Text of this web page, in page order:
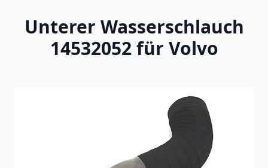
Unterer Wasserschlauch
14532052 für Volvo